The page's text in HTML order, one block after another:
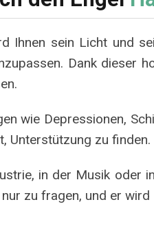
Ihnen sein Licht und
Dank dieser
wie Depressionen,
Unterstützung zu finden.
in der Musik oder
zu fragen, und er